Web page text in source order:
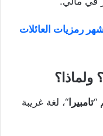
رمزيات العائلات
؟
“تامبيرا“، لغة غريبة